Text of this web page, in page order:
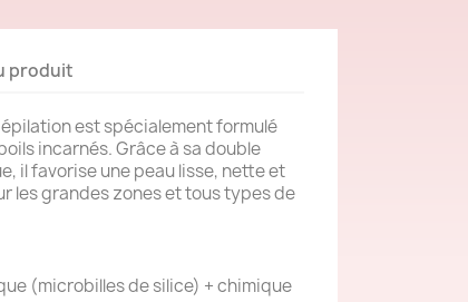
produit
est spécialement formulé
incarnés. Grâce à sa double
il favorise une peau lisse, nette et
les grandes zones et tous types de
(microbilles de silice) + chimique